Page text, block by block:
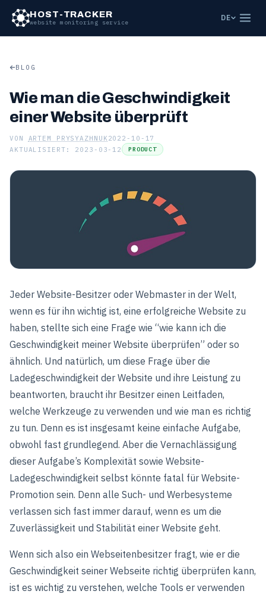
HOST-TRACKER
website monitoring service
DE
BLOG
Wie man die Geschwindigkeit
einer Website überprüft
VON ARTEM PRYSYAZHNUK 2022-10-17
AKTUALISIERT: 2023-03-12
PRODUCT
Jeder Website-Besitzer oder Webmaster in der Welt,
wenn es für ihn wichtig ist, eine erfolgreiche Website zu
haben, stellte sich eine Frage wie “wie kann ich die
Geschwindigkeit meiner Website überprüfen” oder so
ähnlich. Und natürlich, um diese Frage über die
Ladegeschwindigkeit der Website und ihre Leistung zu
beantworten, braucht ihr Besitzer einen Leitfaden,
welche Werkzeuge zu verwenden und wie man es richtig
zu tun. Denn es ist insgesamt keine einfache Aufgabe,
obwohl fast grundlegend. Aber die Vernachlässigung
dieser Aufgabe’s Komplexität sowie Website-
Ladegeschwindigkeit selbst könnte fatal für Website-
Promotion sein. Denn alle Such- und Werbesysteme
verlassen sich fast immer darauf, wenn es um die
Zuverlässigkeit und Stabilität einer Website geht.
Wenn sich also ein Webseitenbesitzer fragt, wie er die
Geschwindigkeit seiner Webseite richtig überprüfen kann,
ist es wichtig zu verstehen, welche Tools er verwenden